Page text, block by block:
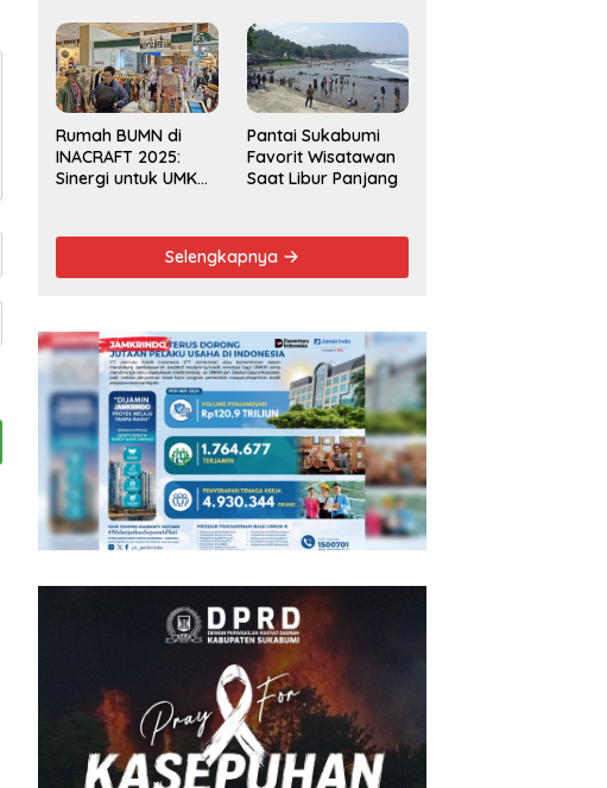
Jamkrindo
Musrenbang
Kecamatan 2025
Rumah BUMN di
INACRAFT 2025:
Sinergi untuk UMKM
Pantai Sukabumi
Favorit Wisatawan
Saat Libur Panjang
Selengkapnya